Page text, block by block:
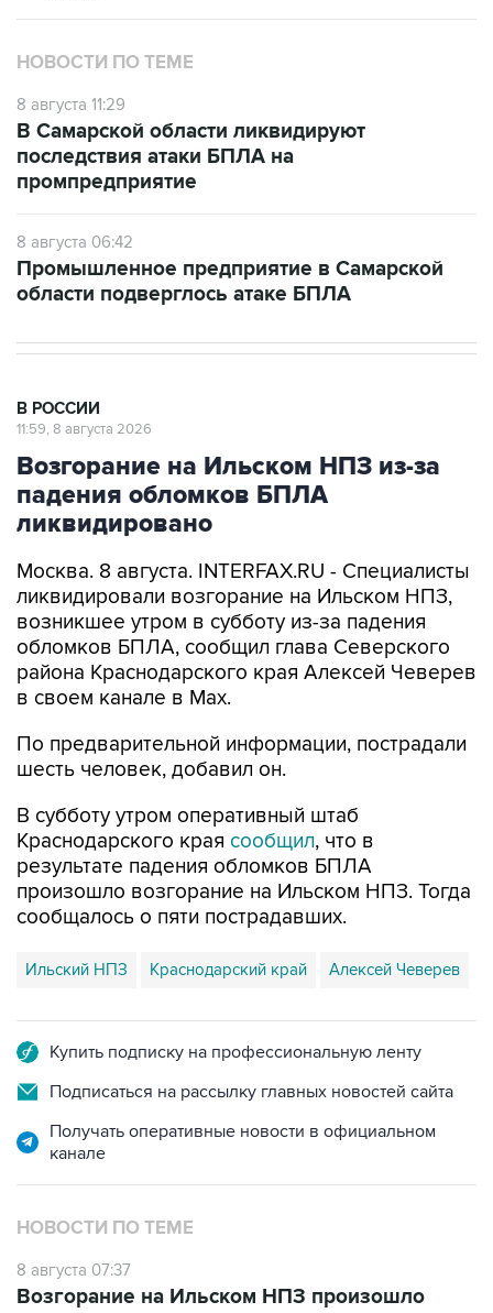
НОВОСТИ ПО ТЕМЕ
8 августа 11:29
В Самарской области ликвидируют
последствия атаки БПЛА на
промпредприятие
8 августа 06:42
Промышленное предприятие в Самарской
области подверглось атаке БПЛА
В РОССИИ
11:59, 8 августа 2026
Возгорание на Ильском НПЗ из-за
падения обломков БПЛА
ликвидировано
Москва. 8 августа. INTERFAX.RU - Специалисты
ликвидировали возгорание на Ильском НПЗ,
возникшее утром в субботу из-за падения
обломков БПЛА, сообщил глава Северского
района Краснодарского края Алексей Чеверев
в своем канале в Max.
По предварительной информации, пострадали
шесть человек, добавил он.
В субботу утром оперативный штаб
Краснодарского края сообщил, что в
результате падения обломков БПЛА
произошло возгорание на Ильском НПЗ. Тогда
сообщалось о пяти пострадавших.
Ильский НПЗ Краснодарский край Алексей Чеверев
Купить подписку на профессиональную ленту
Подписаться на рассылку главных новостей сайта
Получать оперативные новости в официальном
канале
НОВОСТИ ПО ТЕМЕ
8 августа 07:37
Возгорание на Ильском НПЗ произошло